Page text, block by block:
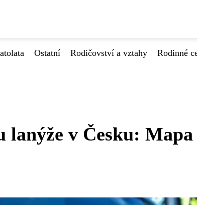
Ostatní Rodičovství a vztahy Rodinné
lanýže v Česku: